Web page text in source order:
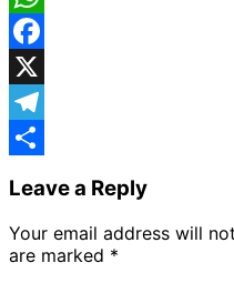
WhatsApp
Facebook
X
Telegram
Leave a Reply
Your email address will
are marked *